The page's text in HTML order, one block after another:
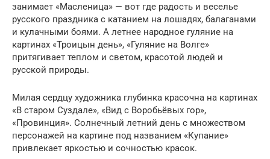
занимает «Масленица» — вот где радость и веселье
русского праздника с катанием на лошадях, балаганами
и кулачными боями. А летнее народное гуляние на
картинах «Троицын день», «Гуляние на Волге»
притягивает теплом и светом, красотой людей и
русской природы.
Милая сердцу художника глубинка красочна на картинах
«В старом Суздале», «Вид с Воробьёвых гор»,
«Провинция». Солнечный летний день с множеством
персонажей на картине под названием «Купание»
привлекает яркостью и сочностью красок.